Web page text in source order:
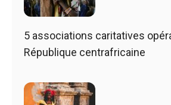
5 associations caritatives
République centrafricaine